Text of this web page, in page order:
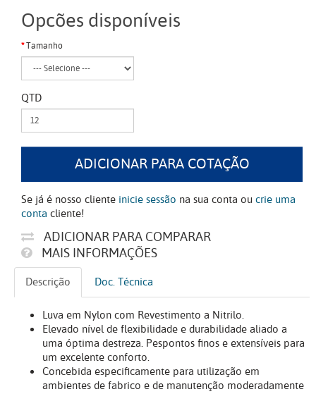
Opcões disponíveis
Tamanho
QTD
ADICIONAR PARA COTAÇÃO
Se já é nosso cliente inicie sessão na sua conta oucrie uma
conta cliente!
ADICIONAR PARA COMPARAR
MAIS INFORMAÇÕES
Descrição Doc. Técnica
Luva em Nylon com Revestimento a Nitrilo.
Elevado nível de flexibilidade e durabilidade aliado a
uma óptima destreza. Pespontos finos e extensíveis para
um excelente conforto.
Concebida especificamente para utilização em
ambientes de fabrico e de manutenção moderadamente